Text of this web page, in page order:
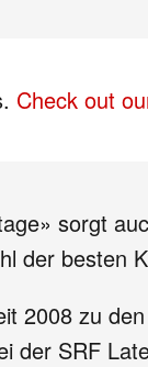
Check out
sorgt
der besten
2008 zu
der SRF